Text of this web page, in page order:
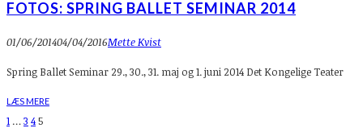
FOTOS: SPRING BALLET SEMINAR 2014
01/06/201404/04/2016Mette Kvist
Spring Ballet Seminar 29., 30., 31. maj og 1. juni 2014 Det Kongelige Teater
LÆS MERE
1 …3 45